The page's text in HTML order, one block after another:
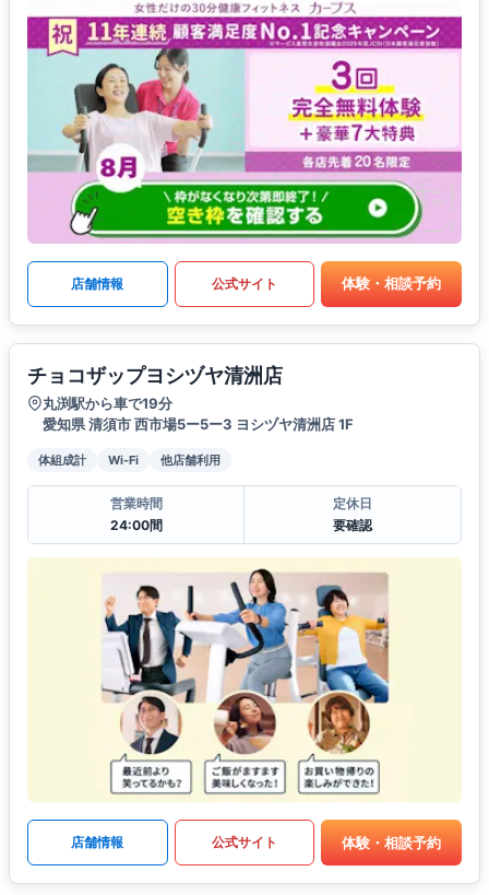
店舗情報 公式サイト 体験・相談予約
チョコザップヨシヅヤ清洲店
丸渕駅から車で19分
愛知県 清須市 西市場5ー5ー3 ヨシヅヤ清洲店 1F
体組成計 Wi-Fi 他店舗利用
営業時間
24:00間
定休日
要確認
店舗情報 公式サイト 体験・相談予約